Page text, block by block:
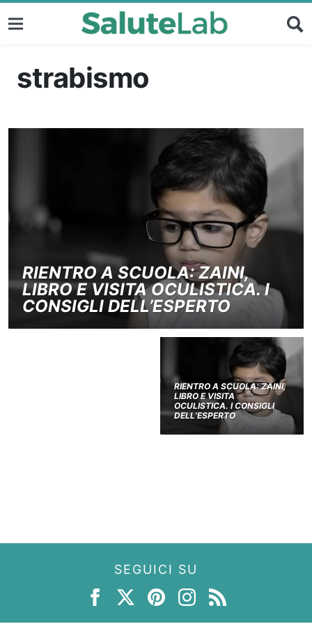
strabismo
RIENTRO A SCUOLA: ZAINI,
LIBRO E VISITA OCULISTICA. I
CONSIGLI DELL’ESPERTO
RIENTRO A SCUOLA: ZAINI,
LIBRO E VISITA
OCULISTICA. I CONSIGLI
DELL’ESPERTO
SEGUICI SU